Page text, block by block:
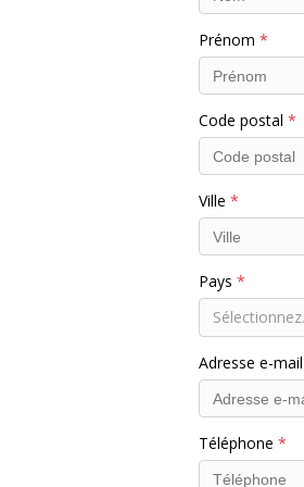
Prénom
Code postal
Ville
Pays
Adresse e-
Téléphone